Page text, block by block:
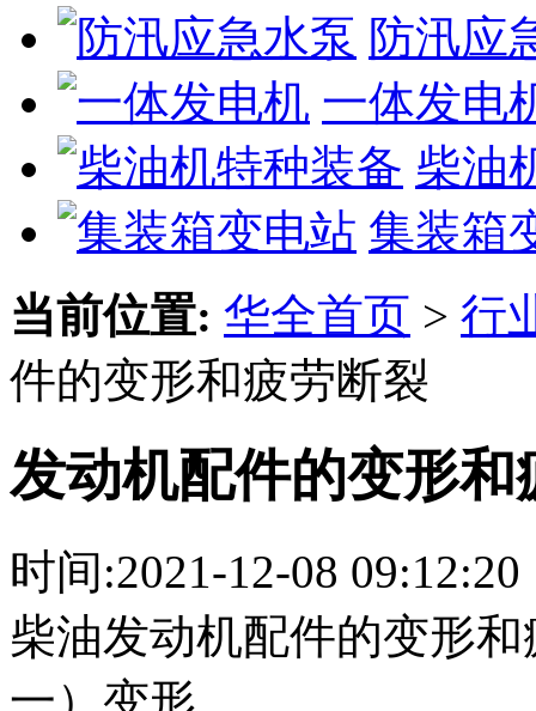
防汛应
一体发电
柴油
集装箱
当前位置: 华全首页 > 行
件的变形和疲劳断裂
发动机配件的变形和
时间:2021-12-08 09:12:20
柴油发动机配件的变形
一）变形